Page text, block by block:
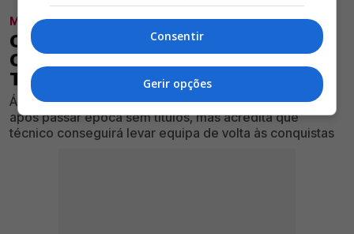
MODALIDADES
OFICIAL! TREINADOR QUE FOI
CAMPEÃO EM 2026 É O NOVO
TÉCNICO DO BENFICA
Águias anunciaram oficialmente seu novo comandante
após passar época sem títulos, mas acredita que
técnico conseguirá levar equipa de volta às conquistas
Consentir
Gerir opções